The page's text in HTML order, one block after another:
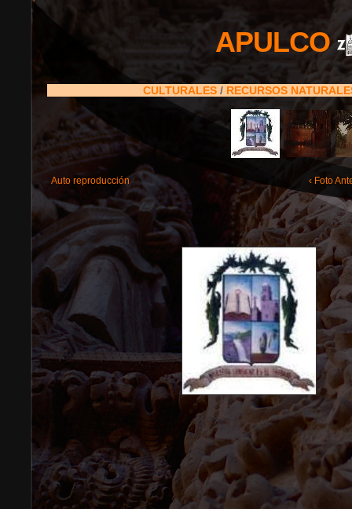
APULCO
CULTURALES / RECURSOS
Auto reproducción ‹ Foto